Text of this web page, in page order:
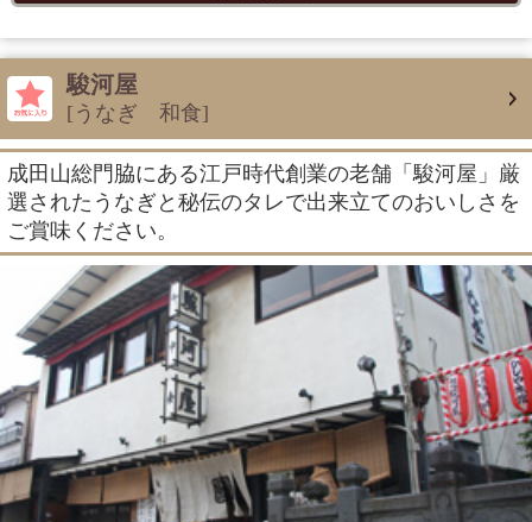
駿河屋
[うなぎ 和食]
成田山総門脇にある江戸時代創業の老舗「駿河屋」厳
選されたうなぎと秘伝のタレで出来立てのおいしさを
ご賞味ください。